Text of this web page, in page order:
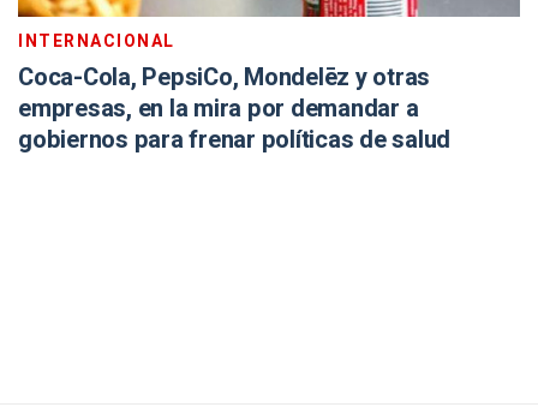
INTERNACIONAL
Coca-Cola, PepsiCo, Mondelēz y otras
empresas, en la mira por demandar a
gobiernos para frenar políticas de salud